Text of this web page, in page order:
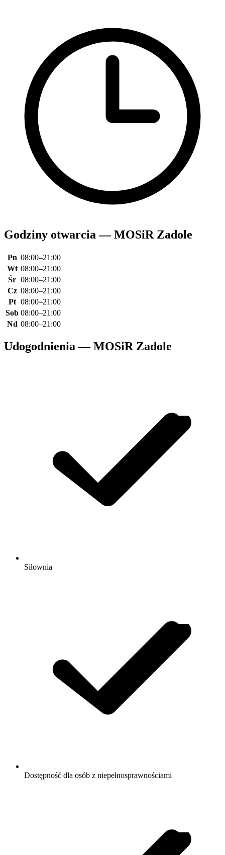
Godziny otwarcia — MOSiR Zadole
Pn 08:00–21:00
Wt 08:00–21:00
Śr 08:00–21:00
Cz 08:00–21:00
Pt 08:00–21:00
Sob 08:00–21:00
Nd 08:00–21:00
Udogodnienia — MOSiR Zadole
Siłownia
Dostępność dla osób z niepełnosprawnościami